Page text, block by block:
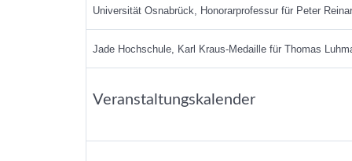
Universität Osnabrück, Honorarprofessur für Peter
Jade Hochschule, Karl Kraus-Medaille für Thomas
Veranstaltungskalender